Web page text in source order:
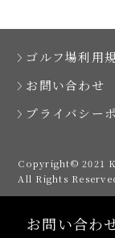
ゴルフ場利用
お問い合わせ
プライバシー
Copyright© 2021
All Rights
お問い合わ